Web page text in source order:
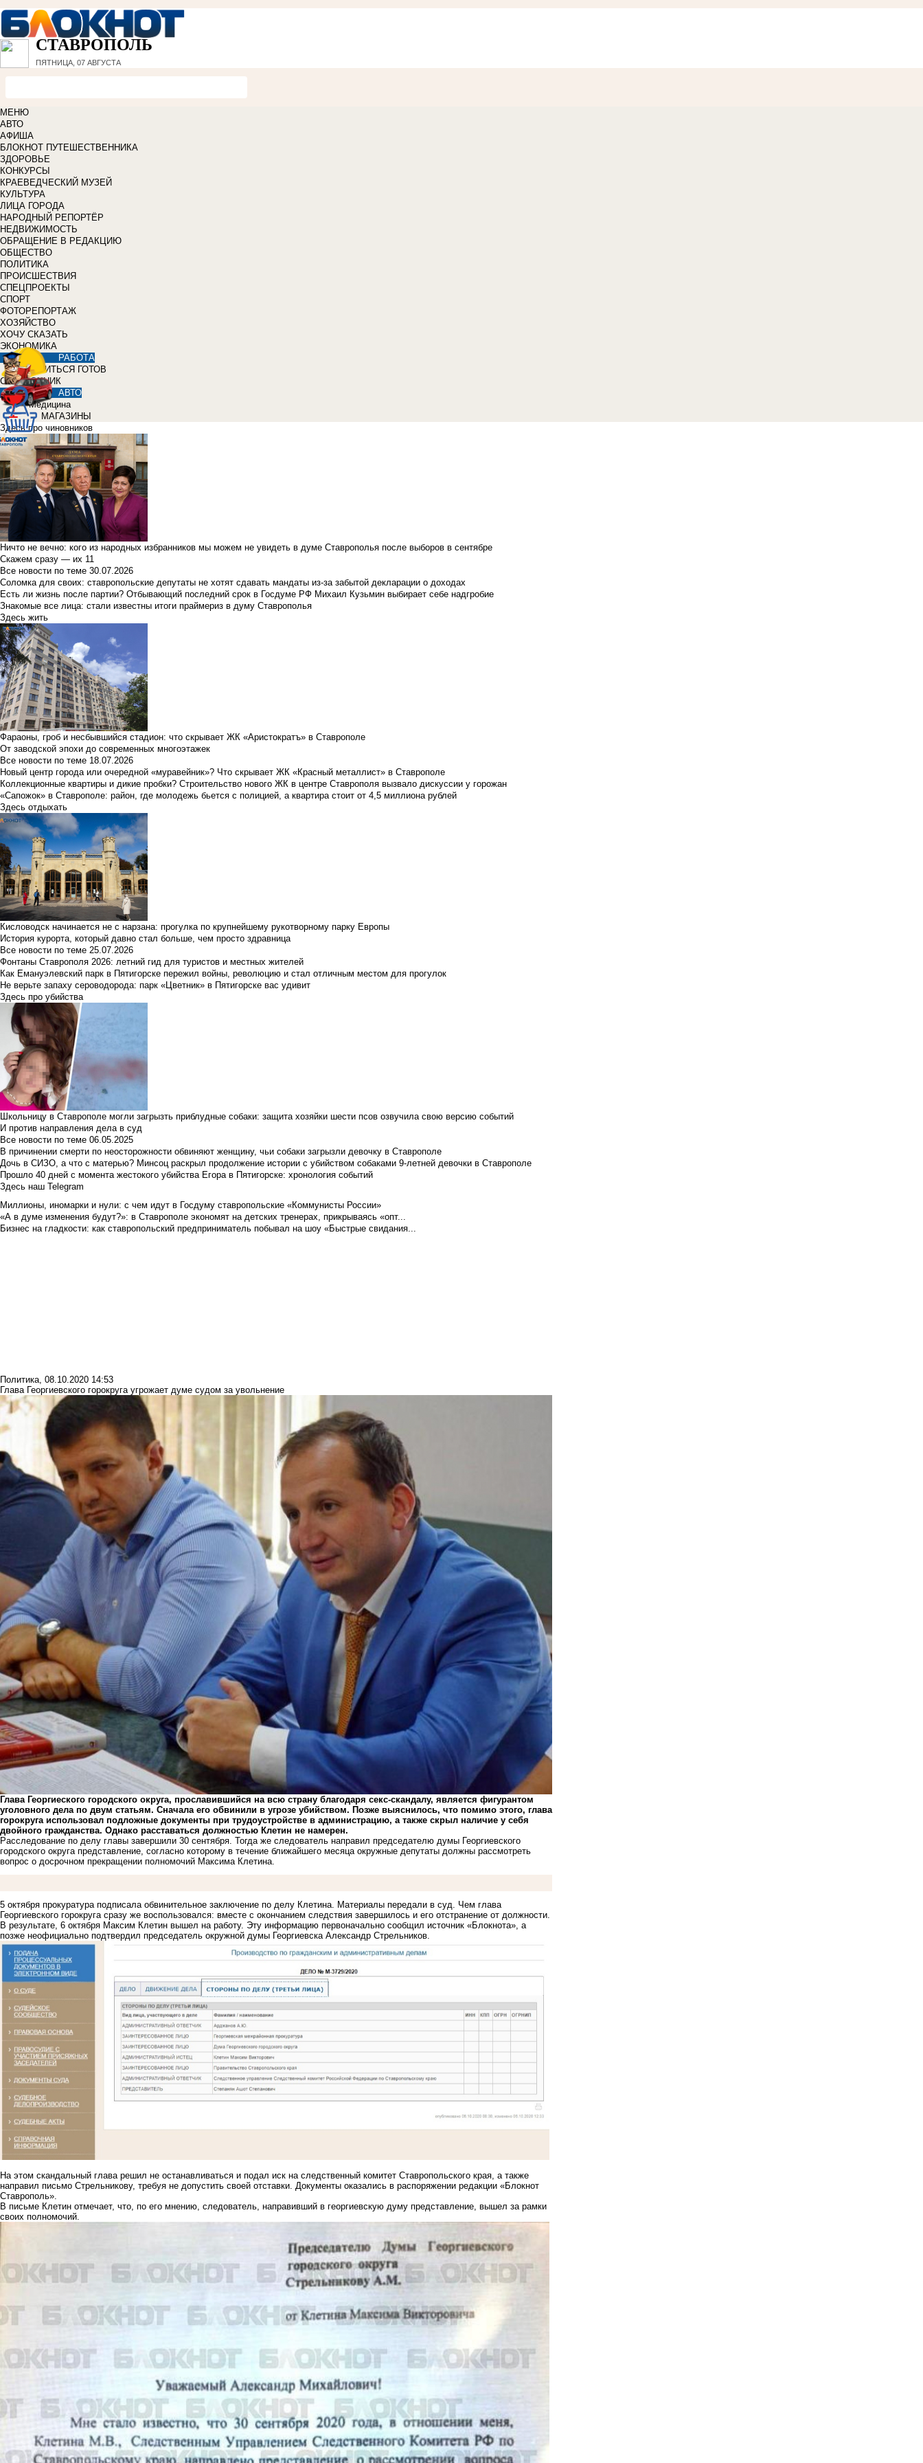
СТАВРОПОЛЬ
ПЯТНИЦА, 07 АВГУСТА
МЕНЮ
АВТО
АФИША
БЛОКНОТ ПУТЕШЕСТВЕННИКА
ЗДОРОВЬЕ
КОНКУРСЫ
КРАЕВЕДЧЕСКИЙ МУЗЕЙ
КУЛЬТУРА
ЛИЦА ГОРОДА
НАРОДНЫЙ РЕПОРТЁР
НЕДВИЖИМОСТЬ
ОБРАЩЕНИЕ В РЕДАКЦИЮ
ОБЩЕСТВО
ПОЛИТИКА
ПРОИСШЕСТВИЯ
СПЕЦПРОЕКТЫ
СПОРТ
ФОТОРЕПОРТАЖ
ХОЗЯЙСТВО
ХОЧУ СКАЗАТЬ
ЭКОНОМИКА
РАБОТА
УЧИТЬСЯ ГОТОВ
СПРАВОЧНИК
АВТО
Медицина
МАГАЗИНЫ
Здесь про чиновников
Ничто не вечно: кого из народных избранников мы можем не увидеть в думе Ставрополья после выборов в сентябре
Скажем сразу — их 11
Все новости по теме 30.07.2026
Соломка для своих: ставропольские депутаты не хотят сдавать мандаты из-за забытой декларации о доходах
Есть ли жизнь после партии? Отбывающий последний срок в Госдуме РФ Михаил Кузьмин выбирает себе надгробие
Знакомые все лица: стали известны итоги праймериз в думу Ставрополья
Здесь жить
Фараоны, гроб и несбывшийся стадион: что скрывает ЖК «Аристократъ» в Ставрополе
От заводской эпохи до современных многоэтажек
Все новости по теме 18.07.2026
Новый центр города или очередной «муравейник»? Что скрывает ЖК «Красный металлист» в Ставрополе
Коллекционные квартиры и дикие пробки? Строительство нового ЖК в центре Ставрополя вызвало дискуссии у горожан
«Сапожок» в Ставрополе: район, где молодежь бьется с полицией, а квартира стоит от 4,5 миллиона рублей
Здесь отдыхать
Кисловодск начинается не с нарзана: прогулка по крупнейшему рукотворному парку Европы
История курорта, который давно стал больше, чем просто здравница
Все новости по теме 25.07.2026
Фонтаны Ставрополя 2026: летний гид для туристов и местных жителей
Как Емануэлевский парк в Пятигорске пережил войны, революцию и стал отличным местом для прогулок
Не верьте запаху сероводорода: парк «Цветник» в Пятигорске вас удивит
Здесь про убийства
Школьницу в Ставрополе могли загрызть приблудные собаки: защита хозяйки шести псов озвучила свою версию событий
И против направления дела в суд
Все новости по теме 06.05.2025
В причинении смерти по неосторожности обвиняют женщину, чьи собаки загрызли девочку в Ставрополе
Дочь в СИЗО, а что с матерью? Минсоц раскрыл продолжение истории с убийством собаками 9-летней девочки в Ставрополе
Прошло 40 дней с момента жестокого убийства Егора в Пятигорске: хронология событий
Здесь наш Telegram
Миллионы, иномарки и нули: с чем идут в Госдуму ставропольские «Коммунисты России»
«А в думе изменения будут?»: в Ставрополе экономят на детских тренерах, прикрываясь «опт...
Бизнес на гладкости: как ставропольский предприниматель побывал на шоу «Быстрые свидания...
Политика, 08.10.2020 14:53
Глава Георгиевского горокруга угрожает думе судом за увольнение
Глава Георгиеского городского округа, прославившийся на всю страну благодаря секс-скандалу, является фигурантом
уголовного делапо двум статьям. Сначала его обвинили в угрозе убийством. Позже выяснилось, что помимо этого, глава
горокруга использовал подложные документы при трудоустройстве в администрацию, а также скрыл наличие у себя
двойного гражданства. Однако расставаться должностью Клетин не намерен.
Расследование по делу главы завершили 30 сентября. Тогда же следователь направил председателю думы Георгиевского
городского округа представление, согласно которому в течение ближайшего месяца окружные депутаты должны рассмотреть
вопрос о досрочном прекращении полномочий Максима Клетина.
5 октября прокуратура подписала обвинительное заключение по делу Клетина. Материалы передали в суд. Чем глава
Георгиевского горокруга сразу же воспользовался: вместе с окончанием следствия завершилось и его отстранение от должности.
В результате, 6 октября Максим Клетин вышел на работу. Эту информацию первоначально сообщил источник «Блокнота», а
позже неофициально подтвердил председатель окружной думы Георгиевска Александр Стрельников.
На этом скандальный глава решил не останавливаться и подал иск на следственный комитет Ставропольского края, а также
направил письмо Стрельникову, требуя не допустить своей отставки. Документы оказались в распоряжении редакции «Блокнот
Ставрополь».
В письме Клетин отмечает, что, по его мнению, следователь, направивший в георгиевскую думу представление, вышел за рамки
своих полномочий.